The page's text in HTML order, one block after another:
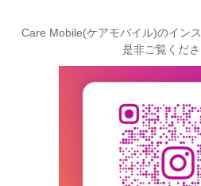
Care Mobile(ケアモバイル)のイン
是非ご覧くださ